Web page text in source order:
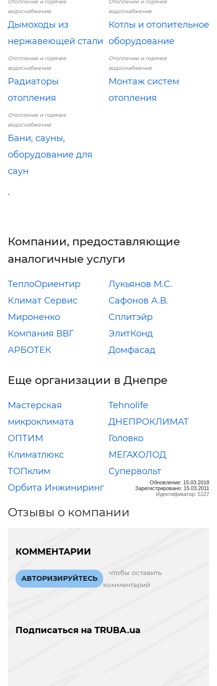
Отопление и горячее
водоснабжение
Дымоходы из
нержавеющей стали
Отопление и горячее
водоснабжение
Котлы и отопительное
оборудование
Отопление и горячее
водоснабжение
Радиаторы
отопления
Отопление и горячее
водоснабжение
Монтаж систем
отопления
Отопление и горячее
водоснабжение
Бани, сауны,
оборудование для
саун
.
Компании, предоставляющие
аналогичные услуги
ТеплоОриентир
Лукьянов М.С.
Климат Сервис
Сафонов А.В.
Мироненко
Сплитэйр
Компания ВВГ
ЭлитКонд
АРБОТЕК
Домфасад
Еще организации в Днепре
Мастерская
микроклимата
Tehnolife
ДНЕПРОКЛИМАТ
ОПТИМ
Головко
Климатлюкс
МЕГАХОЛОД
ТОПклим
Супервольт
Орбита Инжиниринг
Обновление: 15.03.2018
Зарегистрировано: 15.03.2011
Идентификатор: 5127
Отзывы о компании
КОММЕНТАРИИ
АВТОРИЗИРУЙТЕСЬ
чтобы оставить
комментарий
Подписаться на TRUBA.ua